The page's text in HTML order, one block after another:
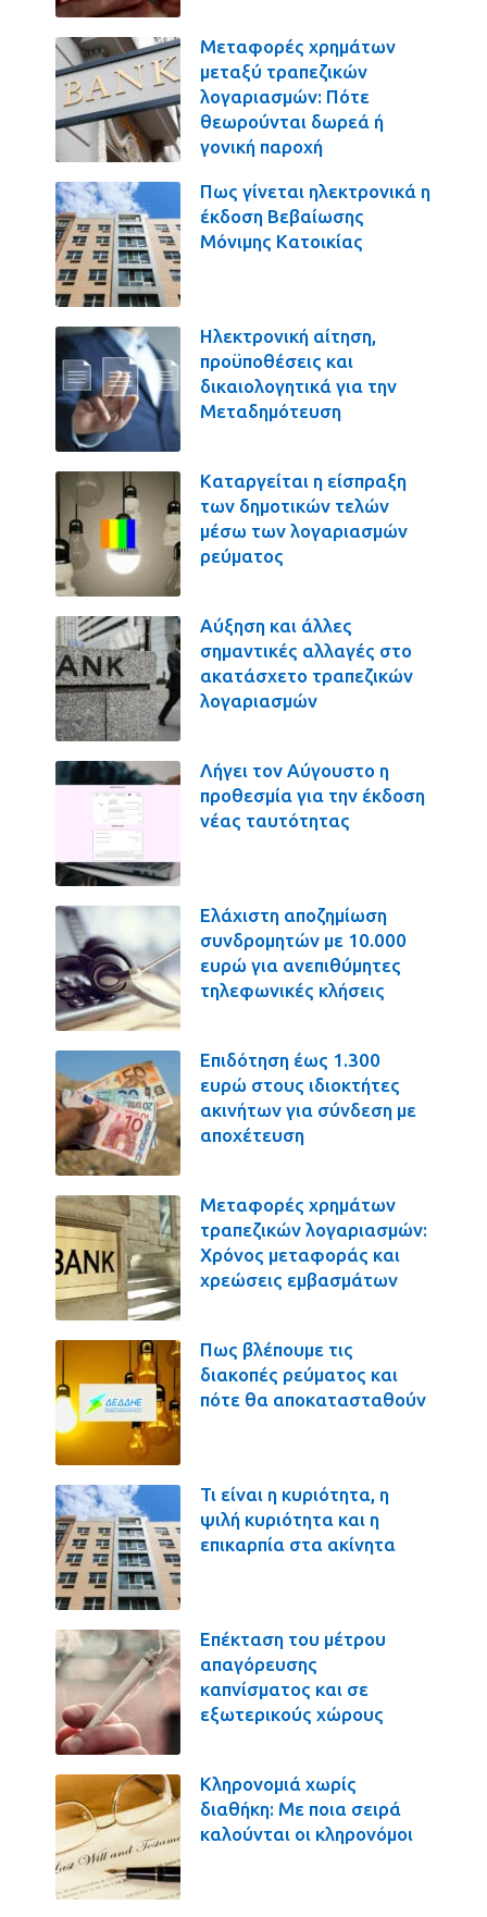
Μεταφορές χρημάτων
μεταξύ τραπεζικών
λογαριασμών: Πότε
θεωρούνται δωρεά ή
γονική παροχή
Πως γίνεται ηλεκτρονικά η
έκδοση Βεβαίωσης
Μόνιμης Κατοικίας
Ηλεκτρονική αίτηση,
προϋποθέσεις και
δικαιολογητικά για την
Μεταδημότευση
Καταργείται η είσπραξη
των δημοτικών τελών
μέσω των λογαριασμών
ρεύματος
Αύξηση και άλλες
σημαντικές αλλαγές στο
ακατάσχετο τραπεζικών
λογαριασμών
Λήγει τον Αύγουστο η
προθεσμία για την έκδοση
νέας ταυτότητας
Ελάχιστη αποζημίωση
συνδρομητών με 10.000
ευρώ για ανεπιθύμητες
τηλεφωνικές κλήσεις
Επιδότηση έως 1.300
ευρώ στους ιδιοκτήτες
ακινήτων για σύνδεση με
αποχέτευση
Μεταφορές χρημάτων
τραπεζικών λογαριασμών:
Χρόνος μεταφοράς και
χρεώσεις εμβασμάτων
Πως βλέπουμε τις
διακοπές ρεύματος και
πότε θα αποκατασταθούν
Τι είναι η κυριότητα, η
ψιλή κυριότητα και η
επικαρπία στα ακίνητα
Επέκταση του μέτρου
απαγόρευσης
καπνίσματος και σε
εξωτερικούς χώρους
Κληρονομιά χωρίς
διαθήκη: Με ποια σειρά
καλούνται οι κληρονόμοι